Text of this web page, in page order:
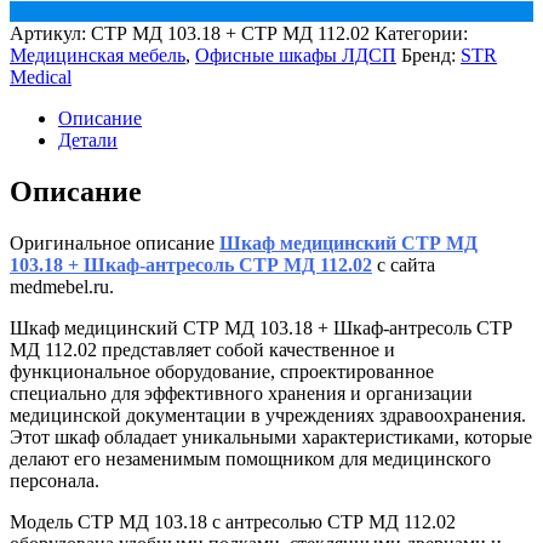
Артикул: СТР МД 103.18 + СТР МД 112.02 Категории:
Медицинская мебель, Офисные шкафы ЛДСП Бренд: STR
Medical
Описание
Детали
Описание
Оригинальное описание Шкаф медицинский СТР МД
103.18 + Шкаф-антресоль СТР МД 112.02 с сайта
medmebel.ru.
Шкаф медицинский СТР МД 103.18 + Шкаф-антресоль СТР
МД 112.02 представляет собой качественное и
функциональное оборудование, спроектированное
специально для эффективного хранения и организации
медицинской документации в учреждениях здравоохранения.
Этот шкаф обладает уникальными характеристиками, которые
делают его незаменимым помощником для медицинского
персонала.
Модель СТР МД 103.18 с антресолью СТР МД 112.02